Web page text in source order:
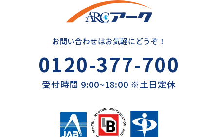
お問い合わせはお気軽にどうぞ！
0120-377-700
受付時間 9:00~18:00 ※土日定休